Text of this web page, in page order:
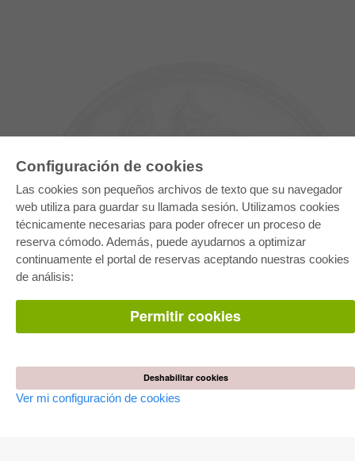
Configuración de cookies
Las cookies son pequeños archivos de texto que su navegador
web utiliza para guardar su llamada sesión. Utilizamos cookies
técnicamente necesarias para poder ofrecer un proceso de
reserva cómodo. Además, puede ayudarnos a optimizar
continuamente el portal de reservas aceptando nuestras cookies
de análisis:
Permitir cookies
Deshabilitar cookies
Ver mi configuración de cookies
E-COLLECTION
Paquete entero
Paquete de especialidades
Facilitación de E-Books
Preguntas mas frequentes(FAQ)
Condiciones